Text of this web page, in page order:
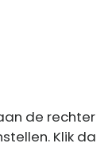
de rechter
Klik da